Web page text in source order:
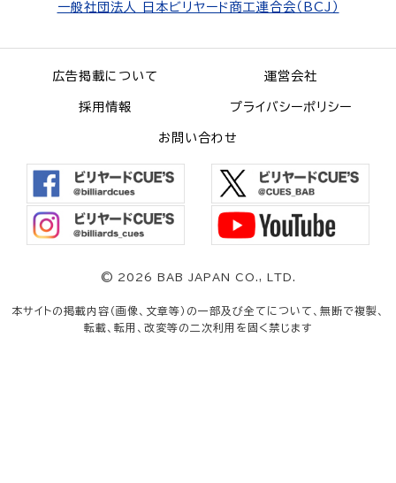
一般社団法人 日本ビリヤード商工連合会（BCJ）
広告掲載について 運営会社
採用情報 プライバシーポリシー
お問い合わせ
© 2026 BAB JAPAN CO., LTD.
本サイトの掲載内容（画像、文章等）の一部及び全てについて、無断で複製、
転載、転用、改変等の二次利用を固く禁じます